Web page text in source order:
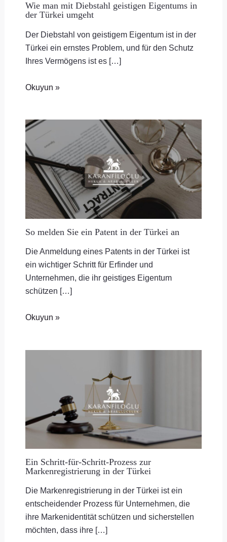
Wie man mit Diebstahl geistigen Eigentums in
der Türkei umgeht
Der Diebstahl von geistigem Eigentum ist in der
Türkei ein ernstes Problem, und für den Schutz
Ihres Vermögens ist es […]
Okuyun »
So melden Sie ein Patent in der Türkei an
Die Anmeldung eines Patents in der Türkei ist
ein wichtiger Schritt für Erfinder und
Unternehmen, die ihr geistiges Eigentum
schützen […]
Okuyun »
Ein Schritt-für-Schritt-Prozess zur
Markenregistrierung in der Türkei
Die Markenregistrierung in der Türkei ist ein
entscheidender Prozess für Unternehmen, die
ihre Markenidentität schützen und sicherstellen
möchten, dass ihre […]